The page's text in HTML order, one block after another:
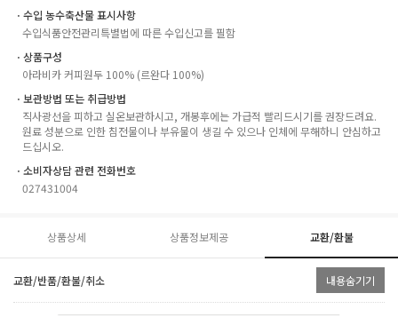
ㆍ수입 농수축산물 표시사항
수입식품안전관리특별법에 따른 수입신고를 필함
ㆍ상품구성
아라비카 커피원두 100% (르완다 100%)
ㆍ보관방법 또는 취급방법
직사광선을 피하고 실온보관하시고, 개봉후에는 가급적 빨리드시기를 권장드려요.
원료 성분으로 인한 침전물이나 부유물이 생길 수 있으나 인체에 무해하니 안심하고
드십시오.
ㆍ소비자상담 관련 전화번호
027431004
상품상세 상품정보제공 교환/환불
교환/반품/환불/취소 내용숨기기